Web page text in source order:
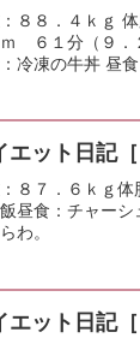
８８．４ｋｇ
ｍ ６１分（９．
冷凍の牛丼 昼
エット日記［
８７．６ｋｇ
昼食：チャー
わ。
エット日記